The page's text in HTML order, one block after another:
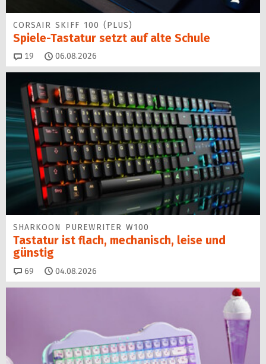
CORSAIR SKIFF 100 (PLUS)
Spiele-Tastatur setzt auf alte Schule
19 Kommentare
06.08.2026
SHARKOON PUREWRITER W100
Tastatur ist flach, mechanisch, leise und
günstig
69 Kommentare
04.08.2026